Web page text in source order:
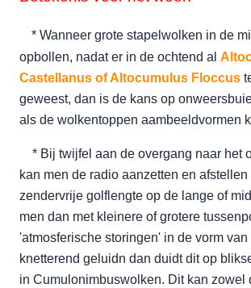
* Wanneer grote stapelwolken in de
opbollen, nadat er in de ochtend al
Castellanus of Altocumulus Floccus
geweest, dan is de kans op
als de wolkentoppen aambeeldvormen
* Bij twijfel aan de overgang naar het
kan men de radio aanzetten en afstellen
zendervrije golflengte op de lange of
men dan met kleinere of grotere
'atmosferische storingen' in de vorm
knetterend geluidn dan duidt dit op
in Cumulonimbuswolken. Dit kan zowel